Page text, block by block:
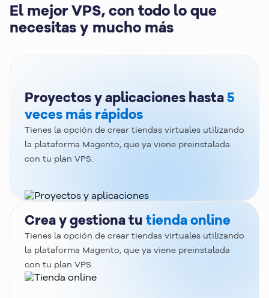
El mejor VPS, con todo lo que
necesitas y mucho más
Proyectos y aplicaciones hasta5
veces más rápidos
Tienes la opción de crear tiendas virtuales utilizando
la plataforma Magento, que ya viene preinstalada
con tu plan VPS.
Crea y gestiona tu tienda online
Tienes la opción de crear tiendas virtuales utilizando
la plataforma Magento, que ya viene preinstalada
con tu plan VPS.